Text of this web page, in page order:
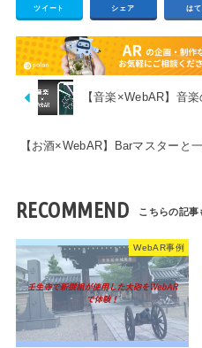
ツイート シェア は
【音楽×WebAR】音
【お酒×WebAR】Barマスターと
RECOMMEND
WebAR事例